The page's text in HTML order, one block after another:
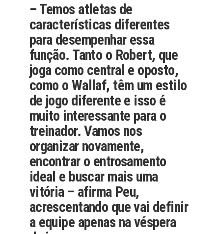
– Temos atletas de
características diferentes
para desempenhar essa
função. Tanto o Robert, que
joga como central e oposto,
como o Wallaf, têm um estilo
de jogo diferente e isso é
muito interessante para o
treinador. Vamos nos
organizar novamente,
encontrar o entrosamento
ideal e buscar mais uma
vitória – afirma Peu,
acrescentando que vai definir
a equipe apenas na véspera